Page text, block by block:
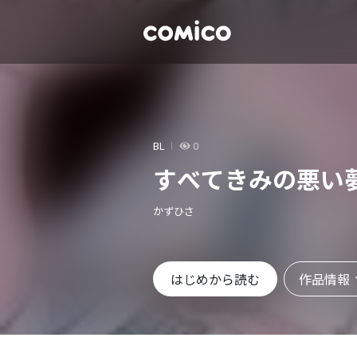
BL 0
すべてきみの悪い
かずひさ
はじめから読む 作品情報